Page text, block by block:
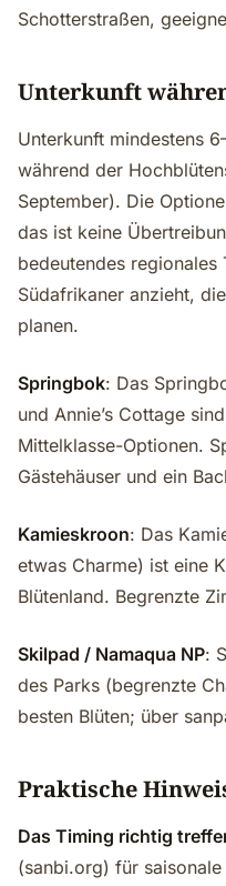
Schotterstraßen,
Unterkunft
Unterkunft mindestens
während der
September). Die
das ist keine
bedeutendes regionales
Südafrikaner anzieht,
planen.
Springbok: Das
und Annie’s Cottage
Mittelklasse-Optionen.
Gästehäuser und ein
Kamieskroon: Das
etwas Charme) ist eine
Blütenland. Begrenzte
Skilpad / Namaqua NP:
des Parks (begrenzte
besten Blüten; über
Praktische
Das Timing richtig
(sanbi.org) für